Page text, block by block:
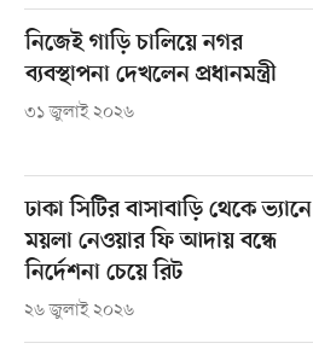
নিজেই গাড়ি চালিয়ে নগর
ব্যবস্থাপনা দেখলেন প্রধানমন্ত্রী
৩১ জুলাই ২০২৬
ঢাকা সিটির বাসাবাড়ি থেকে ভ্যানে
ময়লা নেওয়ার ফি আদায় বন্ধে
নির্দেশনা চেয়ে রিট
২৬ জুলাই ২০২৬